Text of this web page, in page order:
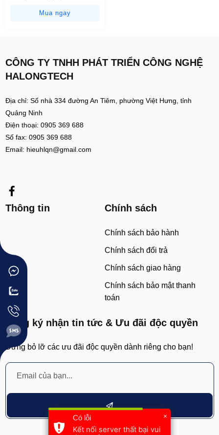
Mua ngay
CÔNG TY TNHH PHÁT TRIỂN CÔNG NGHỆ
HALONGTECH
Địa chỉ: Số nhà 334 đường An Tiêm, phường Việt Hưng, tỉnh
Quảng Ninh
Điện thoại: 0905 369 688
Số fax: 0905 369 688
Email: hieuhlqn@gmail.com
Thông tin Chính sách
Chính sách bảo hành
Chính sách đổi trả
Chính sách giao hàng
Chính sách bảo mật thanh
toán
Đăng ký nhận tin tức & Ưu đãi độc quyền
Đừng bỏ lỡ các ưu đãi độc quyền dành riêng cho bạn!
×
Có lỗi
Kết nối server thất bại vui